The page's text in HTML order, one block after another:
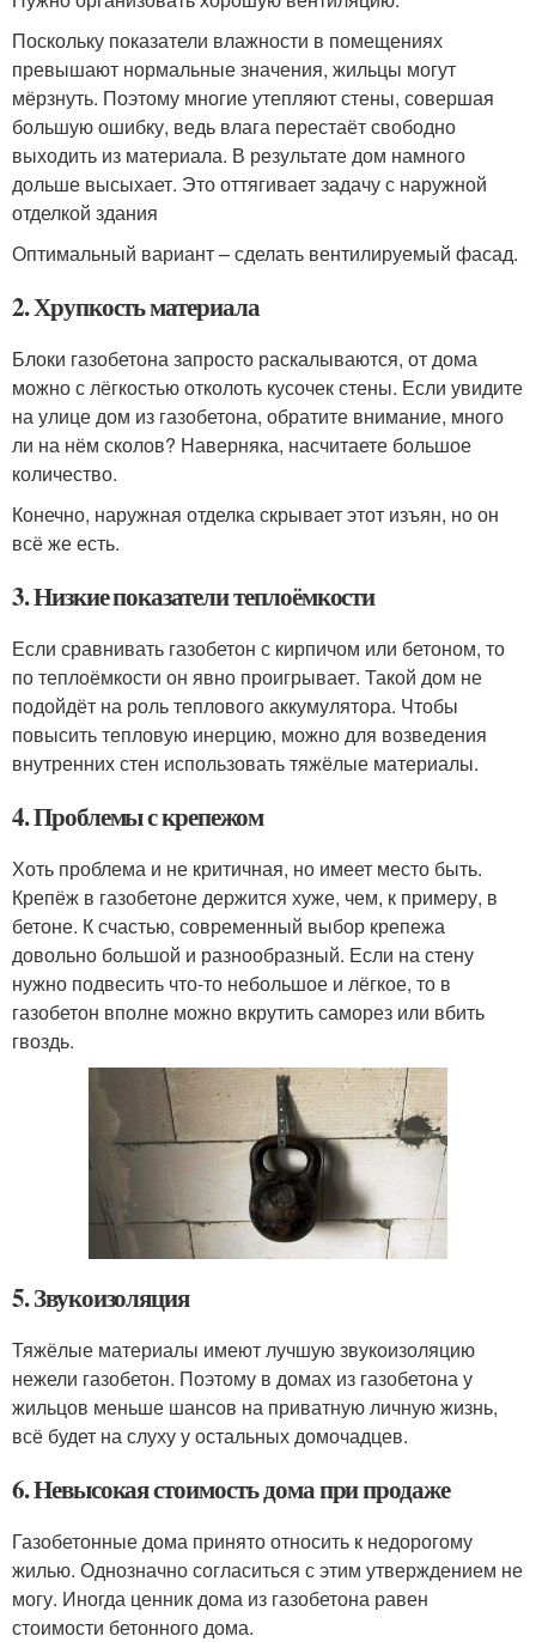
Поскольку показатели влажности в помещениях
превышают нормальные значения, жильцы могут
мёрзнуть. Поэтому многие утепляют стены, совершая
большую ошибку, ведь влага перестаёт свободно
выходить из материала. В результате дом намного
дольше высыхает. Это оттягивает задачу с наружной
отделкой здания
Оптимальный вариант – сделать вентилируемый фасад.
2. Хрупкость материала
Блоки газобетона запросто раскалываются, от дома
можно с лёгкостью отколоть кусочек стены. Если увидите
на улице дом из газобетона, обратите внимание, много
ли на нём сколов? Наверняка, насчитаете большое
количество.
Конечно, наружная отделка скрывает этот изъян, но он
всё же есть.
3. Низкие показатели теплоёмкости
Если сравнивать газобетон с кирпичом или бетоном, то
по теплоёмкости он явно проигрывает. Такой дом не
подойдёт на роль теплового аккумулятора. Чтобы
повысить тепловую инерцию, можно для возведения
внутренних стен использовать тяжёлые материалы.
4. Проблемы с крепежом
Хоть проблема и не критичная, но имеет место быть.
Крепёж в газобетоне держится хуже, чем, к примеру, в
бетоне. К счастью, современный выбор крепежа
довольно большой и разнообразный. Если на стену
нужно подвесить что-то небольшое и лёгкое, то в
газобетон вполне можно вкрутить саморез или вбить
гвоздь.
5. Звукоизоляция
Тяжёлые материалы имеют лучшую звукоизоляцию
нежели газобетон. Поэтому в домах из газобетона у
жильцов меньше шансов на приватную личную жизнь,
всё будет на слуху у остальных домочадцев.
6. Невысокая стоимость дома при продаже
Газобетонные дома принято относить к недорогому
жилью. Однозначно согласиться с этим утверждением не
могу. Иногда ценник дома из газобетона равен
стоимости бетонного дома.